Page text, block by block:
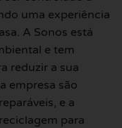
uma experiência
A Sonos está
e tem
reduzir a sua
empresa são
e a
para